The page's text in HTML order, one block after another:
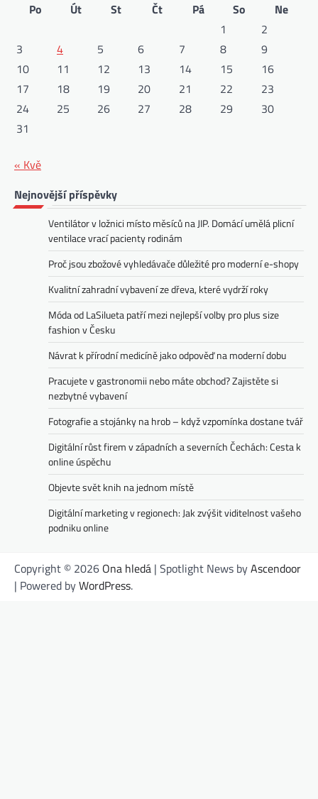
Po Út St Čt Pá So
Ne
1
2
3
4 5 6 7 8
9
10
11 12 13 14 15
16
17
18 19 20 21 22
23
24
25 26 27 28 29
30
31
« Kvě
Nejnovější příspěvky
Ventilátor v ložnici místo měsíců na JIP. Domácí umělá plicní
ventilace vrací pacienty rodinám
Proč jsou zbožové vyhledávače důležité pro moderní e-shopy
Kvalitní zahradní vybavení ze dřeva, které vydrží roky
Móda od LaSilueta patří mezi nejlepší volby pro plus size
fashion v Česku
Návrat k přírodní medicíně jako odpověď na moderní dobu
Pracujete v gastronomii nebo máte obchod? Zajistěte si
nezbytné vybavení
Fotografie a stojánky na hrob – když vzpomínka dostane tvář
Digitální růst firem v západních a severních Čechách: Cesta k
online úspěchu
Objevte svět knih na jednom místě
Digitální marketing v regionech: Jak zvýšit viditelnost vašeho
podniku online
Copyright © 2026 Ona hledá | Spotlight News byAscendoor
| Powered byWordPress.